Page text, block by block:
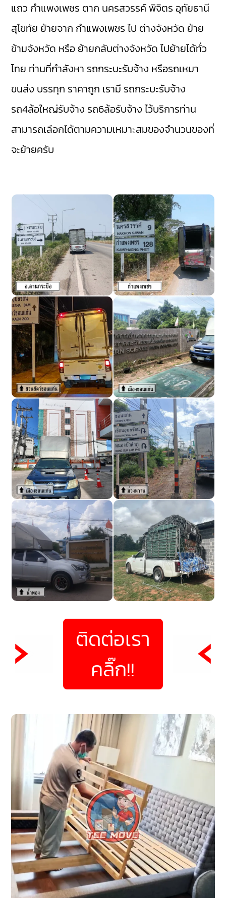
แถว กำแพงเพชร ตาก นครสวรรค์ พิจิตร อุทัยธานี
สุโขทัย ย้ายจาก กำแพงเพชร ไป ต่างจังหวัด ย้าย
ข้ามจังหวัด หรือ ย้ายกลับต่างจังหวัด ไปย้ายได้ทั่ว
ไทย ท่านที่กำลังหา รถกระบะรับจ้าง หรือรถเหมา
ขนส่ง บรรทุก ราคาถูก เรามี รถกระบะรับจ้าง
รถ4ล้อใหญ่รับจ้าง รถ6ล้อรับจ้างไว้บริการท่าน
สามารถเลือกได้ตามความเหมาะสมของจำนวนของที่
จะย้ายครับ
ติดต่อเรา
คลิ๊ก!!